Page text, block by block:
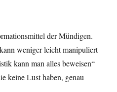
der Mündigen.
weniger leicht manipuliert
kann man alles beweisen“
keine Lust haben, genau